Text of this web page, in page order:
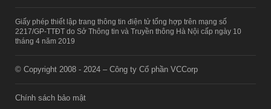
Giấy phép thiết lập trang thông tin điện tử tổng hợp trên mạng số
2217/GP-TTĐT do Sở Thông tin và Truyền thông Hà Nội cấp ngày 10
tháng 4 năm 2019
© Copyright 2008 - 2024 – Công ty Cổ phần VCCorp
Chính sách bảo mật